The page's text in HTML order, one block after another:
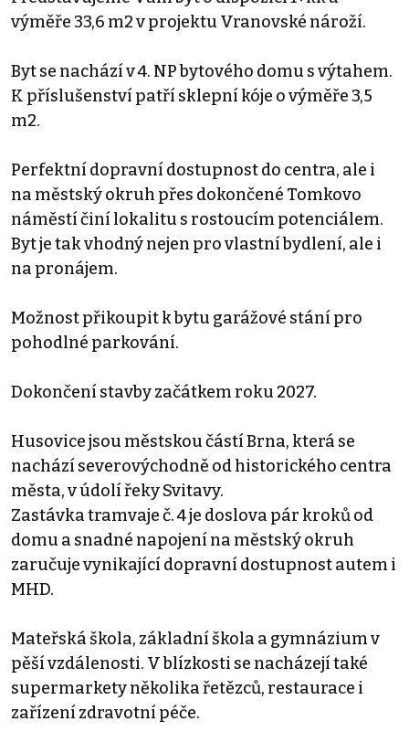
výměře 33,6 m2 v projektu Vranovské nároží.
Byt se nachází v 4. NP bytového domu s výtahem.
K příslušenství patří sklepní kóje o výměře 3,5
m2.
Perfektní dopravní dostupnost do centra, ale i
na městský okruh přes dokončené Tomkovo
náměstí činí lokalitu s rostoucím potenciálem.
Byt je tak vhodný nejen pro vlastní bydlení, ale i
na pronájem.
Možnost přikoupit k bytu garážové stání pro
pohodlné parkování.
Dokončení stavby začátkem roku 2027.
Husovice jsou městskou částí Brna, která se
nachází severovýchodně od historického centra
města, v údolí řeky Svitavy.
Zastávka tramvaje č. 4 je doslova pár kroků od
domu a snadné napojení na městský okruh
zaručuje vynikající dopravní dostupnost autem i
MHD.
Mateřská škola, základní škola a gymnázium v
pěší vzdálenosti. V blízkosti se nacházejí také
supermarkety několika řetězců, restaurace i
zařízení zdravotní péče.